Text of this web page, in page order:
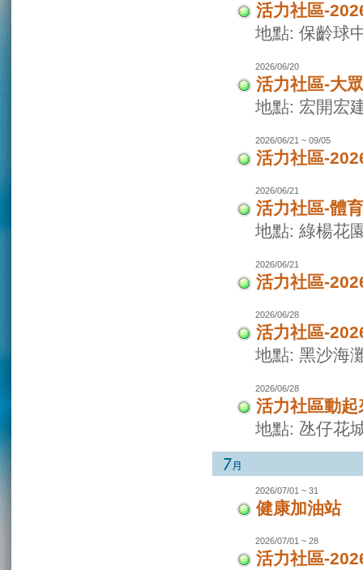
活力社區-
地點: 保齡球
2026/06/20
活力社區-大
地點: 宏開宏
2026/06/21 ~ 09/05
活力社區-
2026/06/21
活力社區-體
地點: 綠楊花
2026/06/21
活力社區-
2026/06/28
活力社區-
地點: 黑沙海
2026/06/28
活力社區動
地點: 氹仔花
2026/07/01 ~ 31
健康加油站
2026/07/01 ~ 28
活力社區-